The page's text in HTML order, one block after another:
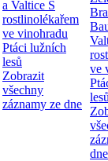
a Valtice S
rostlinolékařem
ve vinohradu
Ptáci lužních
lesů
Zobrazit
všechny
záznamy ze dne
ve
dne